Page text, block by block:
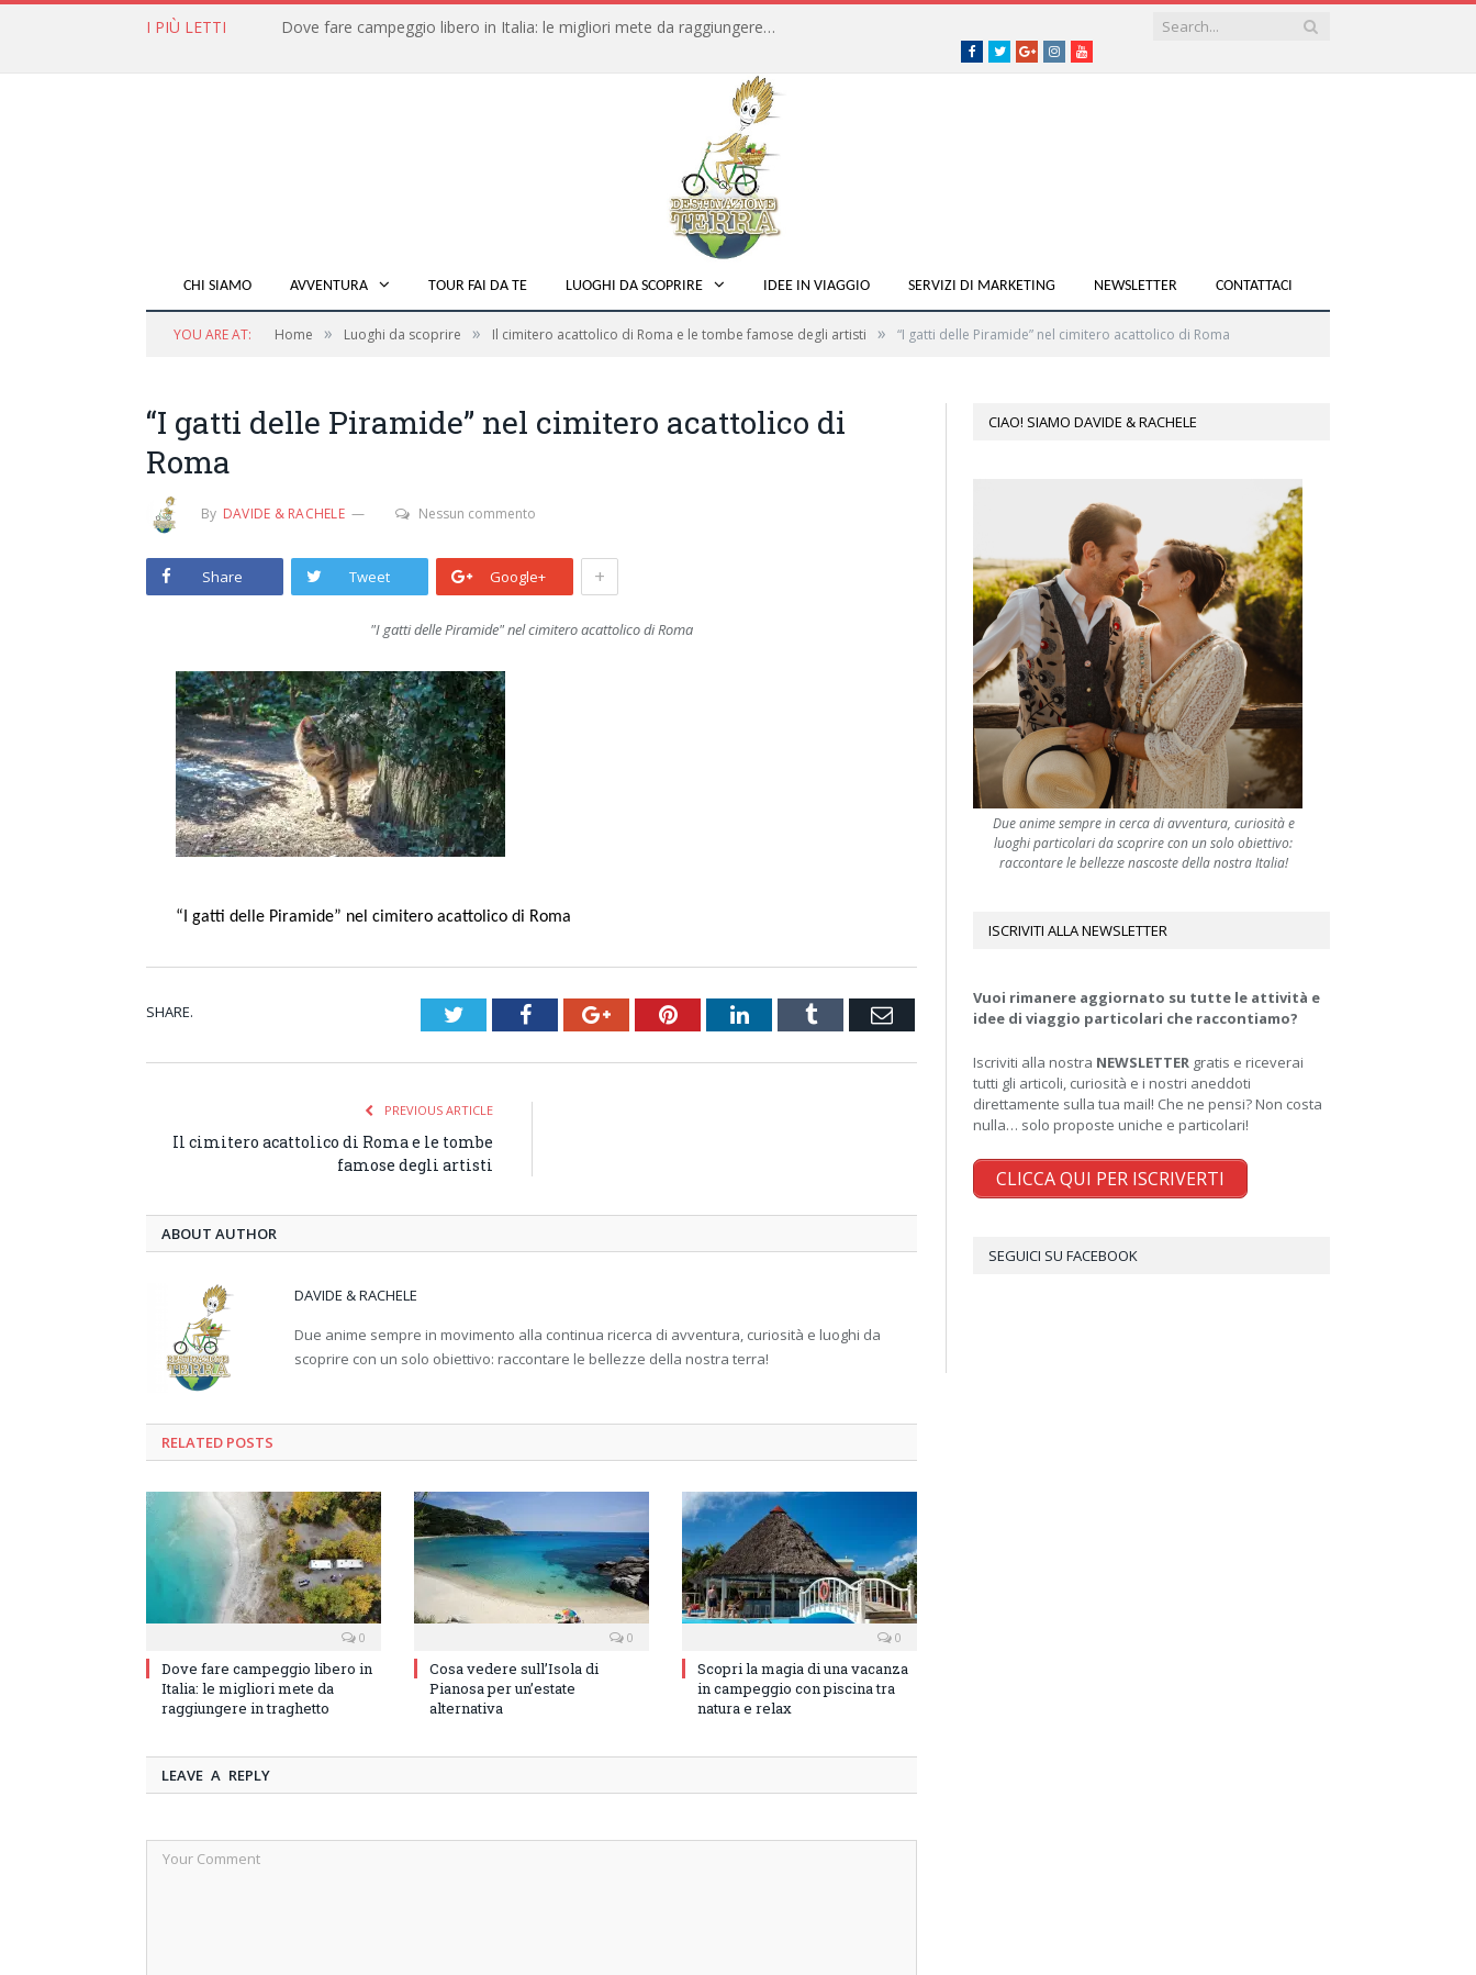
I PIÙ LETTI Dove fare campeggio libero in Italia: le migliori mete da raggiungere in traghetto
Facebook
TwitterGoogle+instagramyoutube
CHI SIAMO AVVENTURA TOUR FAI DA TE LUOGHI DA SCOPRIRE IDEE IN VIAGGIO SERVIZI DI MARKETING NEWSLETTER CONTATTACI
YOU ARE AT: Home » Luoghi da scoprire » Il cimitero acattolico di Roma e le tombe famose degli artisti » “I gatti delle Piramide” nel cimitero acattolico di Roma
“I gatti delle Piramide” nel cimitero acattolico di
Roma
By DAVIDE & RACHELE Nessun commento
Share Tweet Google+ +
"I gatti delle Piramide" nel cimitero acattolico di Roma
“I gatti delle Piramide” nel cimitero acattolico di Roma
SHARE. TwitterFacebookGoogle+PinterestLinkedInTumblr Email
PREVIOUS ARTICLE
Il cimitero acattolico di Roma e le tombe
famose degli artisti
ABOUT AUTHOR
DAVIDE & RACHELE
Due anime sempre in movimento alla continua ricerca di avventura, curiosità e luoghi da
scoprire con un solo obiettivo: raccontare le bellezze della nostra terra!
RELATED POSTS
0
Dove fare campeggio libero in
Italia: le migliori mete da
raggiungere in traghetto
0
Cosa vedere sull’Isola di
Pianosa per un’estate
alternativa
0
Scopri la magia di una vacanza
in campeggio con piscina tra
natura e relax
LEAVE A REPLY
CIAO! SIAMO DAVIDE & RACHELE
Due anime sempre in cerca di avventura, curiosità e
luoghi particolari da scoprire con un solo obiettivo:
raccontare le bellezze nascoste della nostra Italia!
ISCRIVITI ALLA NEWSLETTER
Vuoi rimanere aggiornato su tutte le attività e
idee di viaggio particolari che raccontiamo?
Iscriviti alla nostra NEWSLETTER gratis e riceverai
tutti gli articoli, curiosità e i nostri aneddoti
direttamente sulla tua mail! Che ne pensi? Non costa
nulla… solo proposte uniche e particolari!
CLICCA QUI PER ISCRIVERTI
SEGUICI SU FACEBOOK